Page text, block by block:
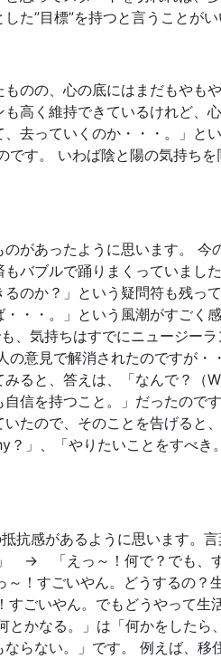
た”目標”を持つと言うことがい
のの、心の底にはまだもやも
高く維持できているけれど、
去っていくのか・・・。」と
す。 いわば陰と陽の気持ち
があったように思います。
バブルで踊りまくっていまし
のか？」という疑問符も残
・・。」という風潮がすごく
、気持ちはすでにニュージー
意見で解消されたのですが
ると、答えは、「なんで？（
信を持つこと。」だったので
たので、そのことを告げると
」、「やりたいことをすべ
抗感があるように思います。
→ 「えっ～！何で？でも、
すごいやん。どうするの
ごいやん。でもどうやって
かなる。」は「何かをした
らない。」です。 例えば、